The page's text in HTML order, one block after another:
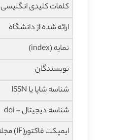
کلمات کلیدی انگلیسی
ارائه شده از دانشگاه
نمایه (index)
نویسندگان
شناسه شاپا یا ISSN
شناسه دیجیتال – doi
ایمپکت فاکتور(IF) مجله